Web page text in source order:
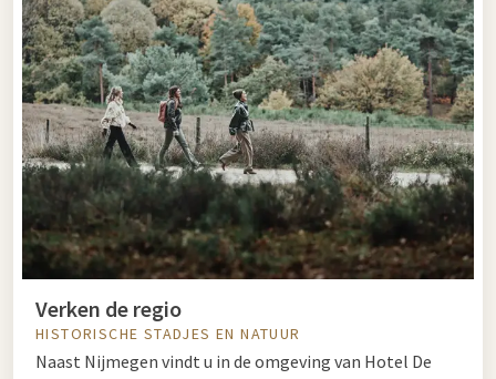
Verken de regio
HISTORISCHE STADJES EN NATUUR
Naast Nijmegen vindt u in de omgeving van Hotel De